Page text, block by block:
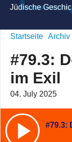
Jüdische
Startseite Archiv
#79.3:
im Exil
04. July 2025
#79.3: